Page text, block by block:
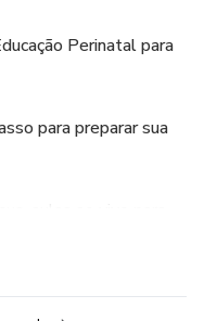
Perinatal para
para preparar sua
dúvidas;